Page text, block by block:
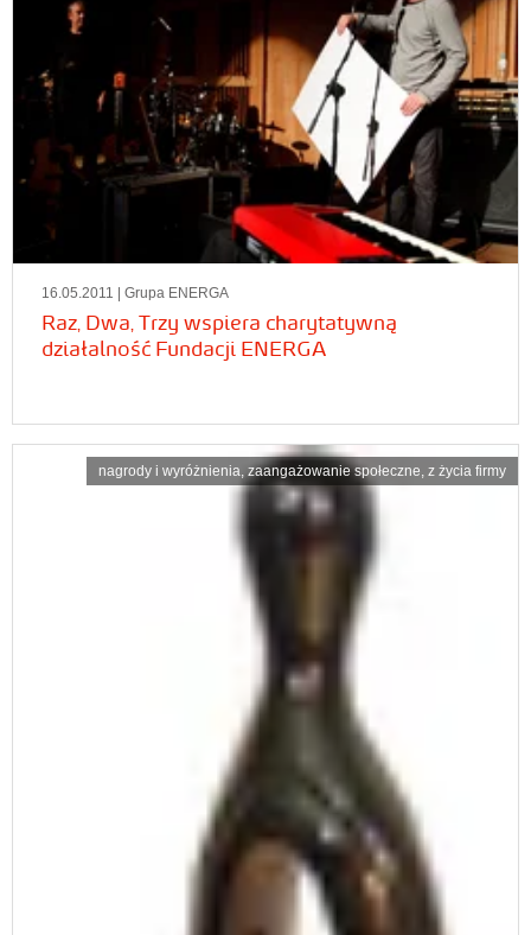
16.05.2011 | Grupa ENERGA
Raz, Dwa, Trzy wspiera charytatywną
działalność Fundacji ENERGA
nagrody i wyróżnienia zaangażowanie społeczne z życia firmy